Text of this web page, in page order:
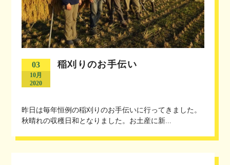
03
10月
2020
稲刈りのお手伝い
昨日は毎年恒例の稲刈りのお手伝いに行ってきました。
秋晴れの収穫日和となりました。お土産に新...